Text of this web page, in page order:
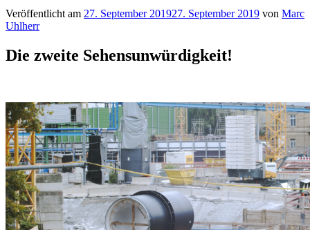
Veröffentlicht am 27. September 201927. September 2019 von Marc
Uhlherr
Die zweite Sehensunwürdigkeit!